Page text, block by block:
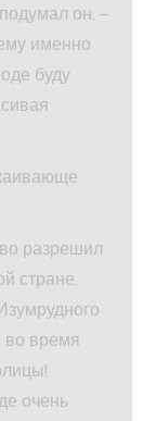
он. –
именно
буду
разрешил
стране.
во время
очень